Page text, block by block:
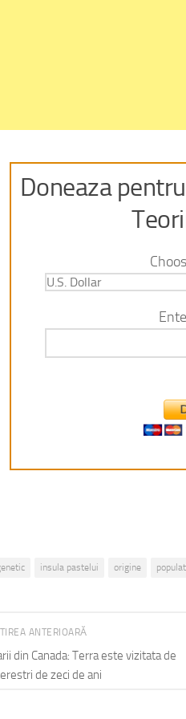
Doneaza
insula pastelui origine
ANTERIOARĂ
din Canada: Terra este vizitata de
de zeci de ani